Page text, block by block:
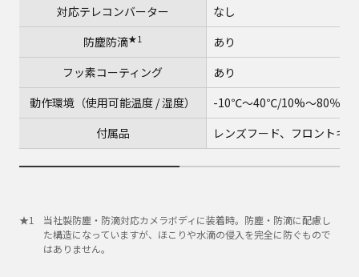
対応テレコンバーター
なし
防塵防滴★1
あり
フッ素コーティング
あり
動作環境（使用可能温度 / 湿度）
-10℃～40℃/10%～80％
付属品
レンズフード、フロントキ
当社製防塵・防滴対応カメラボディに装着時。防塵・防滴に配慮し
た構造になっていますが、ほこりや水滴の侵入を完全に防ぐもので
はありません。